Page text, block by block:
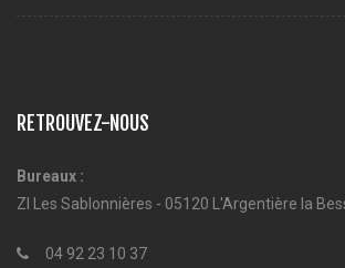
RETROUVEZ-NOUS
Bureaux :
ZI Les Sablonnières - 05120 L'Argentière la
04 92 23 10 37